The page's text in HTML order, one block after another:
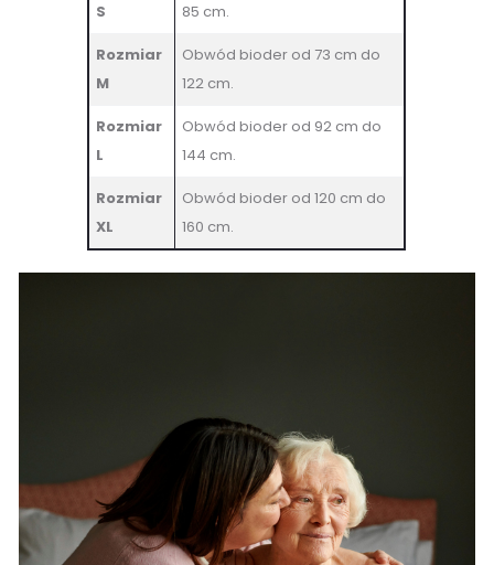
S
85 cm.
Rozmiar
M
Obwód bioder od 73 cm do
122 cm.
Rozmiar
L
Obwód bioder od 92 cm do
144 cm.
Rozmiar
XL
Obwód bioder od 120 cm do
160 cm.